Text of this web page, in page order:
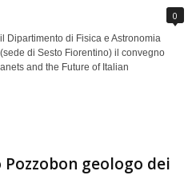
0
Dipartimento di Fisica e Astronomia
di Sesto Fiorentino) il convegno
and the Future of Italian
geologo dei